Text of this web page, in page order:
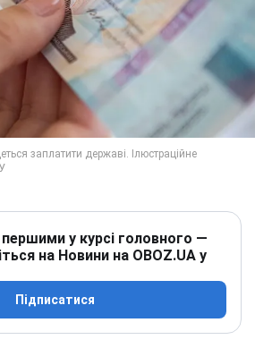
у курсі головного —
на Новини на OBOZ.UA у
Підписатися